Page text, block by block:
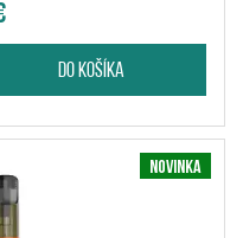
do košíka
Novinka